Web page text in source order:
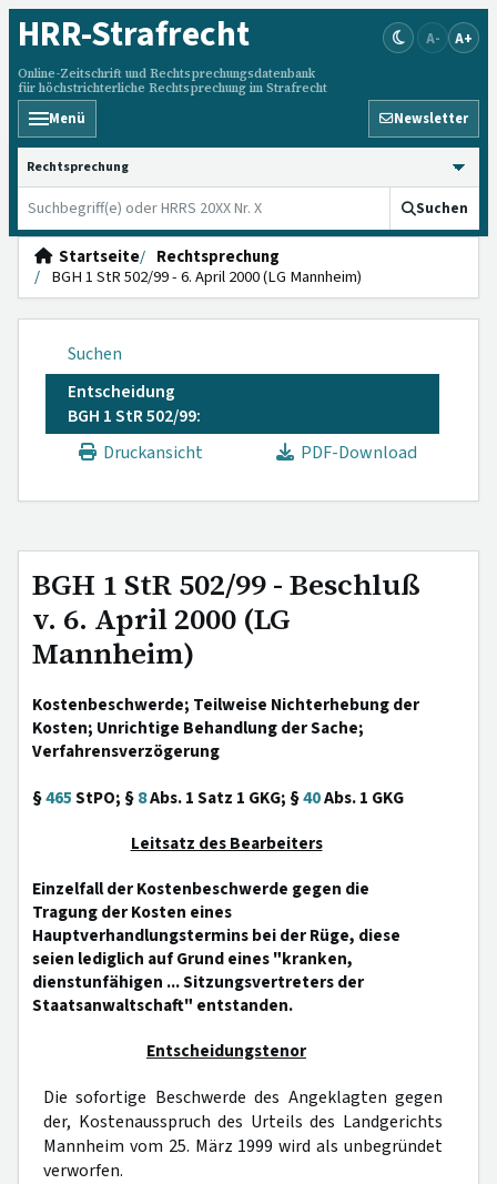
HRR-Strafrecht
Online-Zeitschrift und Rechtsprechungsdatenbank
für höchstrichterliche Rechtsprechung im Strafrecht
A- A+
Menü Newsletter
HRRS durchsuchen
Suchen
Startseite
Rechtsprechung
BGH 1 StR 502/99 - 6. April 2000 (LG Mannheim)
Suchen
Entscheidung
BGH 1 StR 502/99:
Druckansicht
PDF-Download
BGH 1 StR 502/99 - Beschluß
v. 6. April 2000 (LG
Mannheim)
Kostenbeschwerde; Teilweise Nichterhebung der
Kosten; Unrichtige Behandlung der Sache;
Verfahrensverzögerung
§465StPO; §8Abs. 1 Satz 1 GKG; §40Abs. 1 GKG
Leitsatz des Bearbeiters
Einzelfall der Kostenbeschwerde gegen die
Tragung der Kosten eines
Hauptverhandlungstermins bei der Rüge, diese
seien lediglich auf Grund eines "kranken,
dienstunfähigen ... Sitzungsvertreters der
Staatsanwaltschaft" entstanden.
Entscheidungstenor
Die sofortige Beschwerde des Angeklagten gegen
der, Kostenausspruch des Urteils des Landgerichts
Mannheim vom 25. März 1999 wird als unbegründet
verworfen.